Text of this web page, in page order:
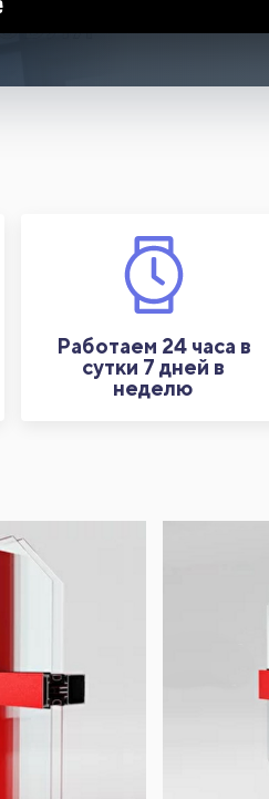
Работаем 24 часа в
сутки 7 дней в
неделю